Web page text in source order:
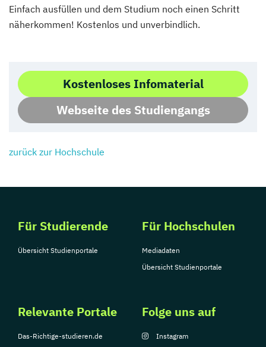
Einfach ausfüllen und dem Studium noch einen Schritt
näherkommen! Kostenlos und unverbindlich.
Kostenloses Infomaterial
Webseite des Studiengangs
zurück zur Hochschule
Für Studierende
Übersicht Studienportale
Für Hochschulen
Mediadaten
Übersicht Studienportale
Relevante Portale
Das-Richtige-studieren.de
Folge uns auf
Instagram